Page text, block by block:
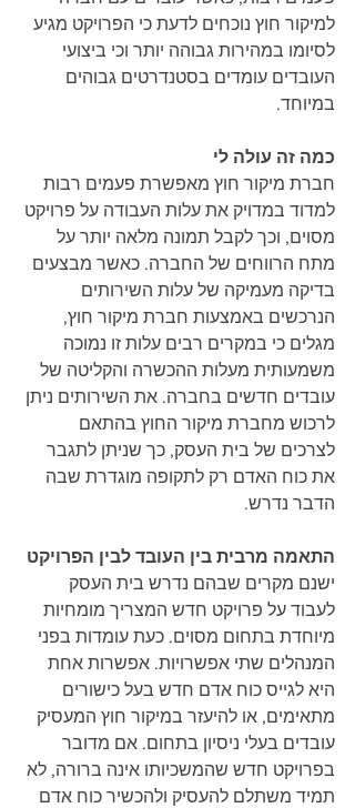
למיקור חוץ נוכחים לדעת כי הפרויקט מגיע
לסיומו במהירות גבוהה יותר וכי ביצועי
העובדים עומדים בסטנדרטים גבוהים
במיוחד.
כמה זה עולה לי
חברת מיקור חוץ מאפשרת פעמים רבות
למדוד במדויק את עלות העבודה על פרויקט
מסוים, וכך לקבל תמונה מלאה יותר על
מתח הרווחים של החברה. כאשר מבצעים
בדיקה מעמיקה של עלות השירותים
הנרכשים באמצעות חברת מיקור חוץ,
מגלים כי במקרים רבים עלות זו נמוכה
משמעותית מעלות ההכשרה והקליטה של
עובדים חדשים בחברה. את השירותים ניתן
לרכוש מחברת מיקור החוץ בהתאם
לצרכים של בית העסק, כך שניתן לתגבר
את כוח האדם רק לתקופה מוגדרת שבה
הדבר נדרש.
התאמה מרבית בין העובד לבין הפרויקט
ישנם מקרים שבהם נדרש בית העסק
לעבוד על פרויקט חדש המצריך מומחיות
מיוחדת בתחום מסוים. כעת עומדות בפני
המנהלים שתי אפשרויות. אפשרות אחת
היא לגייס כוח אדם חדש בעל כישורים
מתאימים, או להיעזר במיקור חוץ המעסיק
עובדים בעלי ניסיון בתחום. אם מדובר
בפרויקט חדש שהמשכיותו אינה ברורה, לא
תמיד משתלם להעסיק ולהכשיר כוח אדם